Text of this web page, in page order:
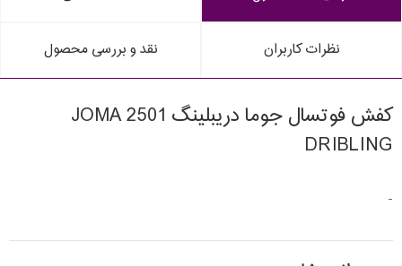
نظرات کاربران نقد و بررسی محصول
کفش فوتسال جوما دریبلینگ 2501 JOMA
DRIBLING
-